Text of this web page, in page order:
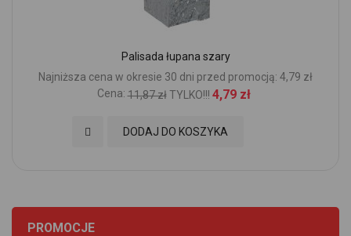
Palisada łupana szary
Najniższa cena w okresie 30 dni przed promocją: 4,79 zł
Cena: 11,87 zł TYLKO!!! 4,79 zł
DODAJ DO KOSZYKA
Dodaj do Ulubionych
PROMOCJE